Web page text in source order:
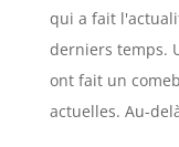
qui a fait
derniers temps.
ont fait un
actuelles. Au-